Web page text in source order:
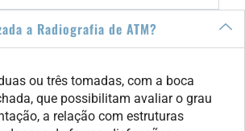
a Radiografia de ATM?
ou três tomadas, com a boca
que possibilitam avaliar o grau
a relação com estruturas